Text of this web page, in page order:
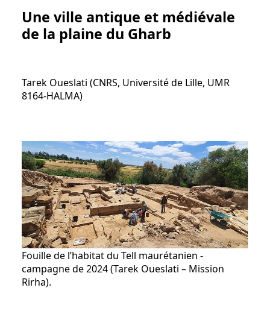
Une ville antique et médiévale
de la plaine du Gharb
Tarek Oueslati (CNRS, Université de Lille, UMR
8164-HALMA)
Fouille de l’habitat du Tell maurétanien -
campagne de 2024 (Tarek Oueslati – Mission
Rirha).